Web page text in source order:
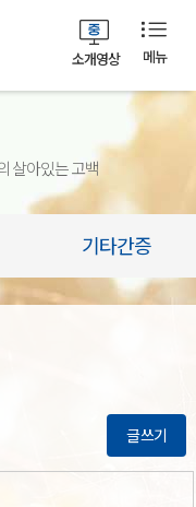
메뉴
소개영상
살아있는 고백
기타간증
글쓰기